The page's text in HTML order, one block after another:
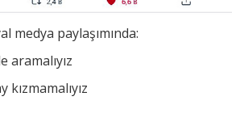
medya paylaşımında:
aramalıyız